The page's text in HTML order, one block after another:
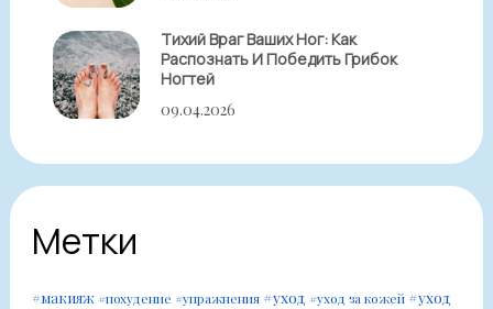
Тихий Враг Ваших Ног: Как
Распознать И Победить Грибок
Ногтей
09.04.2026
Метки
#макияж #похудение #упражнения #уход #уход за кожей #уход